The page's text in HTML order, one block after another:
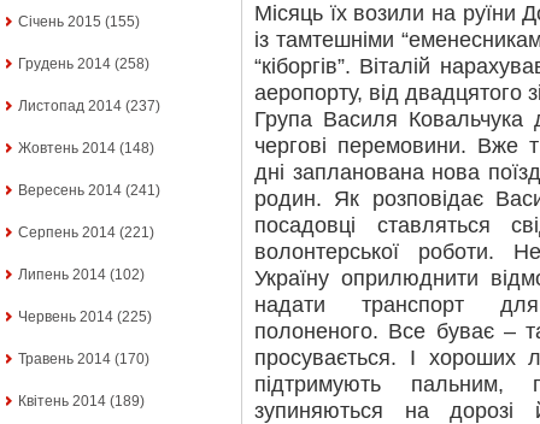
Січень 2015 (155)
Грудень 2014 (258)
Листопад 2014 (237)
Жовтень 2014 (148)
Вересень 2014 (241)
Серпень 2014 (221)
Липень 2014 (102)
Червень 2014 (225)
Травень 2014 (170)
Квітень 2014 (189)
Місяць їх возили на руїни
із тамтешніми
“кіборгів”. Віталій
аеропорту, від
Група Василя
чергові перемовини. Вже
дні запланована нова
родин. Як розповідає
посадовці ставляться
волонтерської роботи.
Україну оприлюднити
надати транспорт
полоненого. Все буває –
просувається. І хороших
підтримують пальним,
зупиняються на дорозі